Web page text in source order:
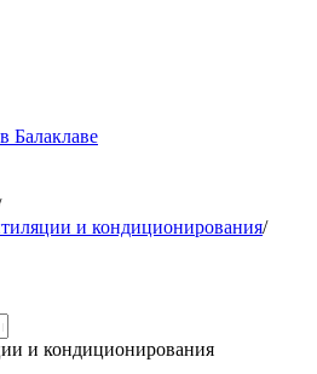
Балаклаве
и кондиционирования/
и кондиционирования